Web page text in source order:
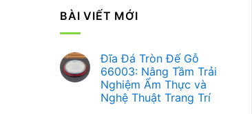
BÀI VIẾT MỚI
Đĩa Đá Tròn Đế Gỗ
66003: Nâng Tầm Trải
Nghiệm Ẩm Thực và
Nghệ Thuật Trang Trí